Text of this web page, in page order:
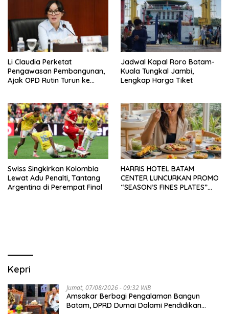
Li Claudia Perketat
Pengawasan Pembangunan,
Ajak OPD Rutin Turun ke
Jadwal Kapal Roro Batam-
Kuala Tungkal Jambi,
Lengkap Harga Tiket
Swiss Singkirkan Kolombia
Lewat Adu Penalti, Tantang
Argentina di Perempat Final
HARRIS HOTEL BATAM
CENTER LUNCURKAN PROMO
“SEASON’S FINES PLATES”
Kepri
Jumat, 07/08/2026 - 09:32 WIB
Amsakar Berbagi Pengalaman Bangun
Batam, DPRD Dumai Dalami Pendidikan